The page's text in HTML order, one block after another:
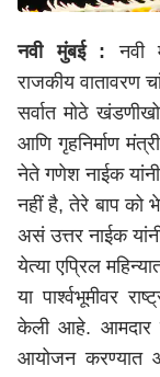
नवी मुंबई : नवी
राजकीय वातावरण
सर्वात मोठे
आणि गृहनिर्माण
नेते गणेश नाईक
नहीं है, तेरे बाप को
असं उत्तर नाईक
येत्या एप्रिल
या पार्श्वभूमीवर
केली आहे. आमदार
आयोजन करण्यात